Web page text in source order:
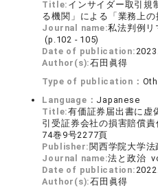
Title: インサイダー取引規
る機関」による「業務上
Journal name:私法判例
(p.102 - 105)
Date of publication:
Author(s):石田眞得
Type of publication：
Language： Japanese
Title:有価証券届出書に虚
引受証券会社の損害賠償
74巻9号2277頁
Publisher: 関西学院大学法
Journal name:法と政治
Date of publication:
Author(s):石田眞得